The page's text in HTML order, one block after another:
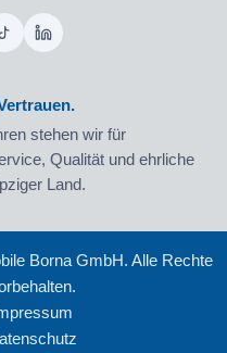
stehen wir für
Qualität und ehrliche
Land.
Borna GmbH. Alle Rechte